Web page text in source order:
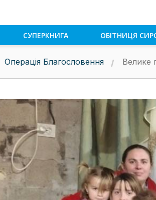
СУПЕРКНИГА ОБІТНИЦЯ
Операція Благословення Велике